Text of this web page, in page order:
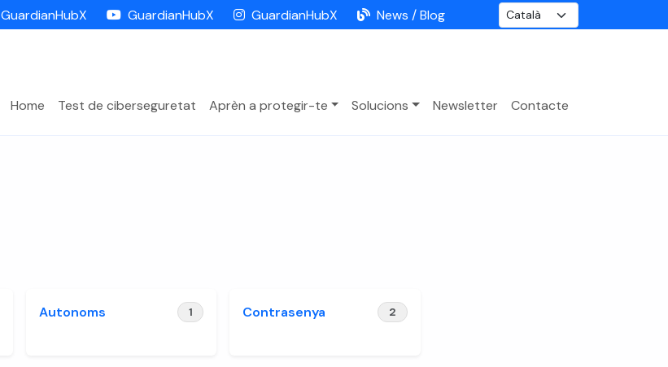
GuardianHubX GuardianHubX GuardianHubX News / Blog
Home Test de ciberseguretat Aprèn a protegir-te Solucions Newsletter Contacte
Autonoms 1 Contrasenya 2